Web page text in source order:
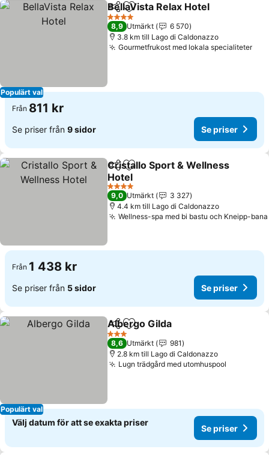
Populärt val
Dela Lägg till i Mina Favoriter
BellaVista Relax Hotel
4 Stjärnor
8,9 Utmärkt
6 570
3.8 km till Lago di Caldonazzo
Gourmetfrukost med lokala specialiteter
Från 811 kr
Se priser från 9 sidor Se priser
Dela Lägg till i Mina Favoriter
Cristallo Sport & Wellness
Hotel
4 Stjärnor
9,0 Utmärkt
3 327
4.4 km till Lago di Caldonazzo
Wellness-spa med bi bastu och Kneipp-bana
Från 1 438 kr
Se priser från 5 sidor Se priser
Populärt val
Dela Lägg till i Mina Favoriter
Albergo Gilda
3 Stjärnor
8,6 Utmärkt
981
2.8 km till Lago di Caldonazzo
Lugn trädgård med utomhuspool
Välj datum för att se exakta priser
Se priser